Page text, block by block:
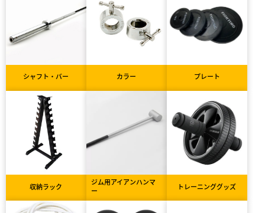
シャフト・バー カラー プレート
収納ラック
ジム用アイアンハンマ
ー
トレーニンググッズ